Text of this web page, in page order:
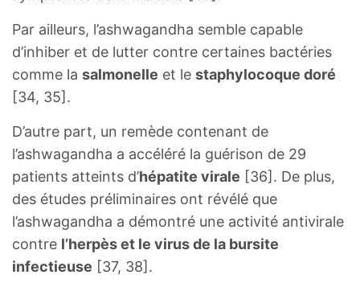
Par ailleurs, l’ashwagandha semble capable
d’inhiber et de lutter contre certaines bactéries
comme la salmonelle et le staphylocoque doré
[34, 35].
D’autre part, un remède contenant de
l’ashwagandha a accéléré la guérison de 29
patients atteints d’hépatite virale [36]. De plus,
des études préliminaires ont révélé que
l’ashwagandha a démontré une activité antivirale
contre l’herpès et le virus de la bursite
infectieuse [37, 38].